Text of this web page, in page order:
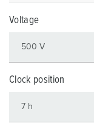
Voltage
Clock position